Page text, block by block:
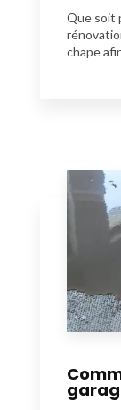
Que soit
chape